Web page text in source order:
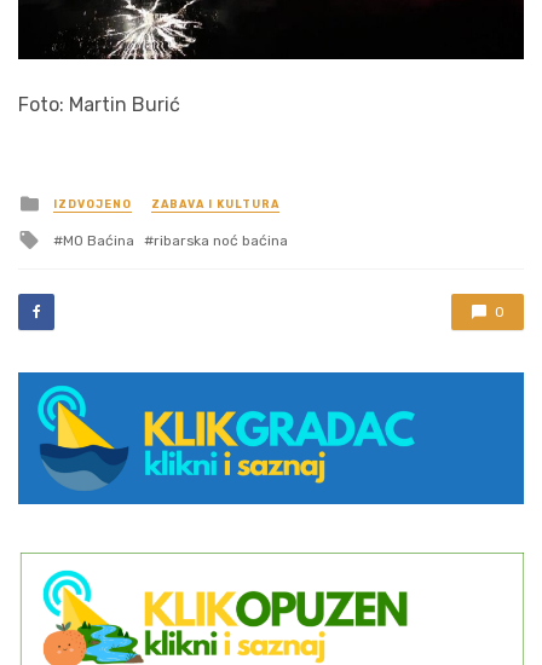
Foto: Martin Burić
Posted
in
IZDVOJENO ZABAVA I KULTURA
Tagged
MO Baćina ribarska noć baćina
0